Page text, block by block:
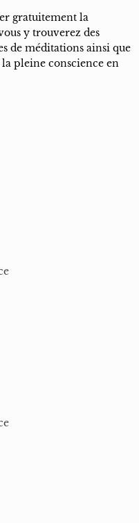
gratuitement la
y trouverez des
de méditations ainsi que
pleine conscience en